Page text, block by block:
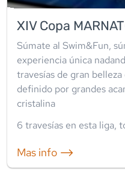
XIV Copa
Súmate al Swim&Fun,
experiencia única
travesías de gran
definido por grandes
cristalina
6 travesías en esta liga,
Mas info ⟶